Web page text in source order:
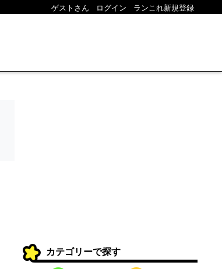
ゲストさん ログイン ランこれ新規登録
カテゴリーで探す